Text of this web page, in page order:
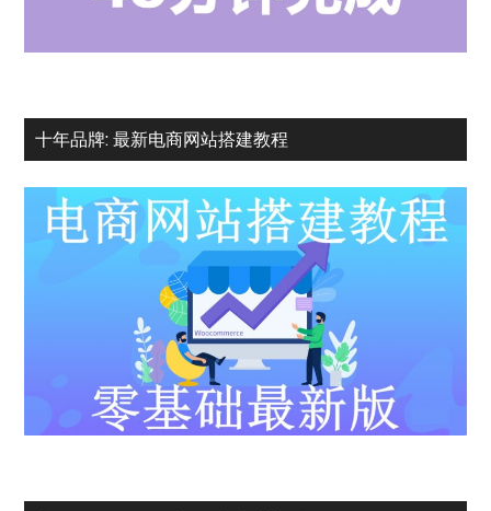
十年品牌: 最新电商网站搭建教程